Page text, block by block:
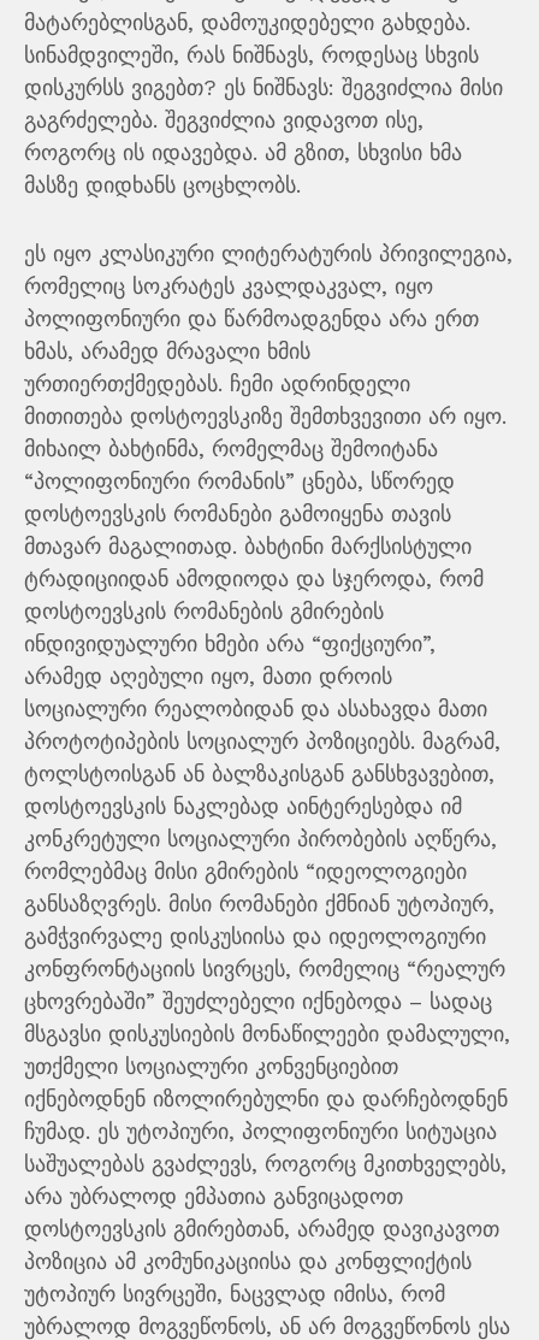
მატარებლისგან, დამოუკიდებელი გახდება.
სინამდვილეში, რას ნიშნავს, როდესაც სხვის
დისკურსს ვიგებთ? ეს ნიშნავს: შეგვიძლია მისი
გაგრძელება. შეგვიძლია ვიდავოთ ისე,
როგორც ის იდავებდა. ამ გზით, სხვისი ხმა
მასზე დიდხანს ცოცხლობს.
ეს იყო კლასიკური ლიტერატურის პრივილეგია,
რომელიც სოკრატეს კვალდაკვალ, იყო
პოლიფონიური და წარმოადგენდა არა ერთ
ხმას, არამედ მრავალი ხმის
ურთიერთქმედებას. ჩემი ადრინდელი
მითითება დოსტოევსკიზე შემთხვევითი არ იყო.
მიხაილ ბახტინმა, რომელმაც შემოიტანა
“პოლიფონიური რომანის” ცნება, სწორედ
დოსტოევსკის რომანები გამოიყენა თავის
მთავარ მაგალითად. ბახტინი მარქსისტული
ტრადიციიდან ამოდიოდა და სჯეროდა, რომ
დოსტოევსკის რომანების გმირების
ინდივიდუალური ხმები არა “ფიქციური”,
არამედ აღებული იყო, მათი დროის
სოციალური რეალობიდან და ასახავდა მათი
პროტოტიპების სოციალურ პოზიციებს. მაგრამ,
ტოლსტოისგან ან ბალზაკისგან განსხვავებით,
დოსტოევსკის ნაკლებად აინტერესებდა იმ
კონკრეტული სოციალური პირობების აღწერა,
რომლებმაც მისი გმირების “იდეოლოგიები
განსაზღვრეს. მისი რომანები ქმნიან უტოპიურ,
გამჭვირვალე დისკუსიისა და იდეოლოგიური
კონფრონტაციის სივრცეს, რომელიც “რეალურ
ცხოვრებაში” შეუძლებელი იქნებოდა – სადაც
მსგავსი დისკუსიების მონაწილეები დამალული,
უთქმელი სოციალური კონვენციებით
იქნებოდნენ იზოლირებულნი და დარჩებოდნენ
ჩუმად. ეს უტოპიური, პოლიფონიური სიტუაცია
საშუალებას გვაძლევს, როგორც მკითხველებს,
არა უბრალოდ ემპათია განვიცადოთ
დოსტოევსკის გმირებთან, არამედ დავიკავოთ
პოზიცია ამ კომუნიკაციისა და კონფლიქტის
უტოპიურ სივრცეში, ნაცვლად იმისა, რომ
უბრალოდ მოგვეწონოს, ან არ მოგვეწონოს ესა